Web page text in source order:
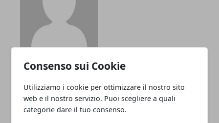
Consenso sui Cookie
Utilizziamo i cookie per ottimizzare il nostro sito
web e il nostro servizio. Puoi scegliere a quali
categorie dare il tuo consenso.
ARTICOLI CORRELATI